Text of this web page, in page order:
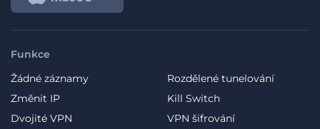
Funkce
Žádné záznamy
Rozdělené tunelování
Změnit IP
Kill Switch
Dvojité VPN
VPN šifrování